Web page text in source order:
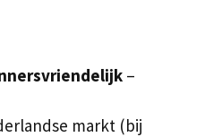
–
markt (bij